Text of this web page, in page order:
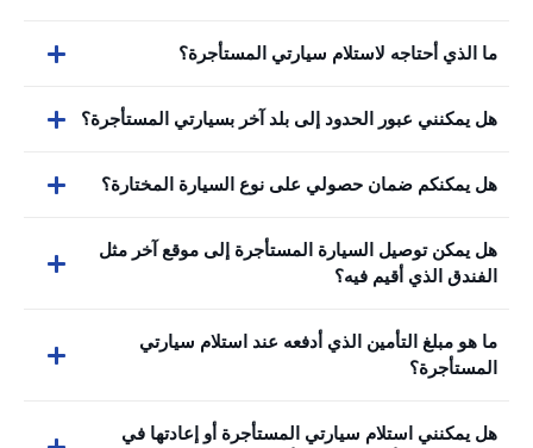
ما الذي أحتاجه لاستلام سيارتي المستأجرة؟
هل يمكنني عبور الحدود إلى بلد آخر بسيارتي المستأجرة؟
هل يمكنكم ضمان حصولي على نوع السيارة المختارة؟
هل يمكن توصيل السيارة المستأجرة إلى موقع آخر مثل
الفندق الذي أقيم فيه؟
ما هو مبلغ التأمين الذي أدفعه عند استلام سيارتي
المستأجرة؟
هل يمكنني استلام سيارتي المستأجرة أو إعادتها في